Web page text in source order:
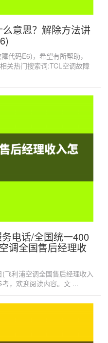
意思？解除方法讲
代码E6)，希望有所帮助，
关热门搜索词:TCL空调故障
电话/全国统一400
调全国售后经理收
飞利浦空调全国售后经理收入
，欢迎阅读内容。文 ...